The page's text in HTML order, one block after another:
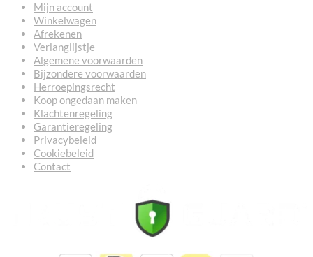
Mijn account
Winkelwagen
Afrekenen
Verlanglijstje
Algemene voorwaarden
Bijzondere voorwaarden
Herroepingsrecht
Koop ongedaan maken
Klachtenregeling
Garantieregeling
Privacybeleid
Cookiebeleid
Contact